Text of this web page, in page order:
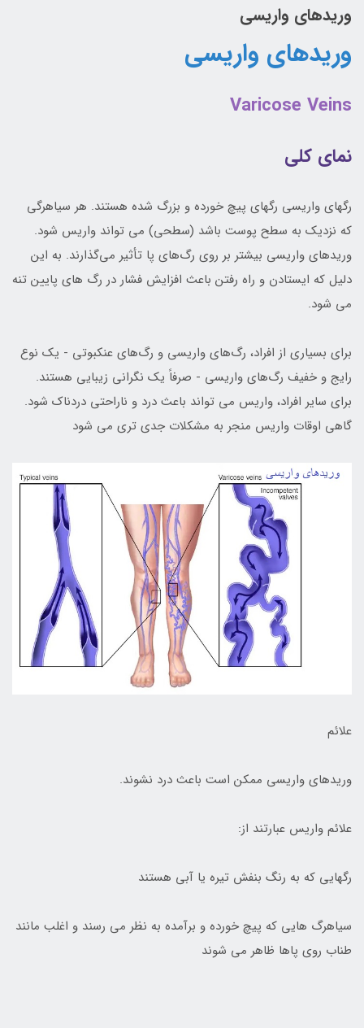
وريدهاي واريسي
وريدهاي واريسی
Varicose Veins
نمای کلی
رگهاي واريسي رگهاي پيچ خورده و بزرگ شده هستند. هر سياهرگي
که نزديک به سطح پوست باشد (سطحي) مي تواند واريس شود.
وريدهاي واريسي بيشتر بر روي رگ‌هاي پا تأثير مي‌گذارند. به اين
دليل که ايستادن و راه رفتن باعث افزايش فشار در رگ هاي پايين تنه
مي شود.
براي بسياري از افراد، رگ‌هاي واريسي و رگ‌هاي عنکبوتي - يک نوع
رايج و خفيف رگ‌هاي واريسي - صرفاً يک نگراني زيبايي هستند.
براي ساير افراد، واريس مي تواند باعث درد و ناراحتي دردناک شود.
گاهي اوقات واريس منجر به مشکلات جدي تري مي شود
علائم
وريدهاي واريسي ممکن است باعث درد نشوند.
علائم واريس عبارتند از:
رگهايي که به رنگ بنفش تيره يا آبي هستند
سياهرگ هايي که پيچ خورده و برآمده به نظر مي رسند و اغلب مانند
طناب روي پاها ظاهر مي شوند